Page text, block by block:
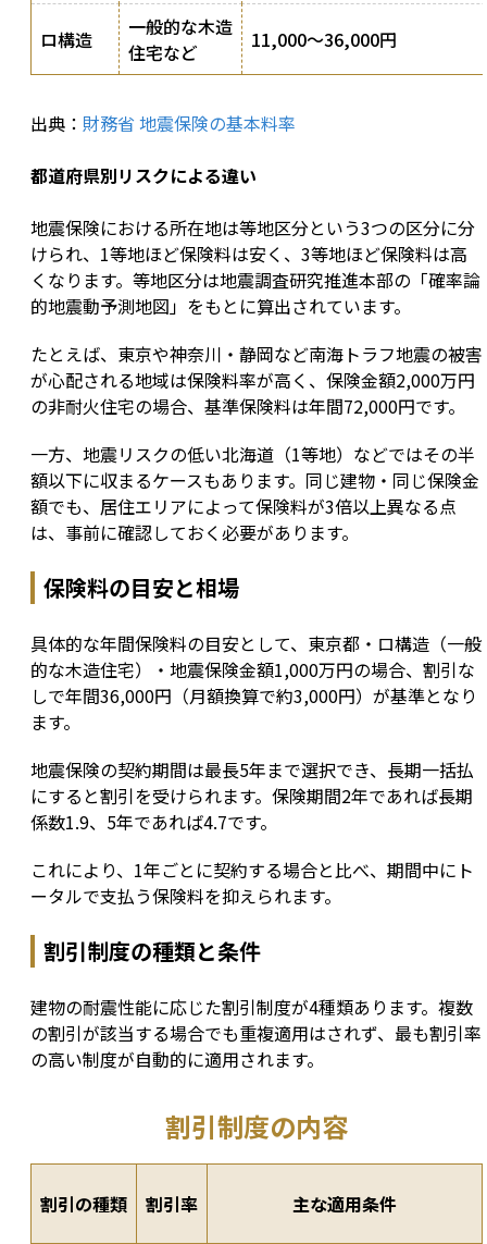
ロ構造
一般的な木造
住宅など
11,000〜36,000円
出典： 財務省 地震保険の基本料率
都道府県別リスクによる違い
地震保険における所在地は等地区分という3つの区分に分
けられ、1等地ほど保険料は安く、3等地ほど保険料は高
くなります。等地区分は地震調査研究推進本部の「確率論
的地震動予測地図」をもとに算出されています。
たとえば、東京や神奈川・静岡など南海トラフ地震の被害
が心配される地域は保険料率が高く、保険金額2,000万円
の非耐火住宅の場合、基準保険料は年間72,000円です。
一方、地震リスクの低い北海道（1等地）などではその半
額以下に収まるケースもあります。同じ建物・同じ保険金
額でも、居住エリアによって保険料が3倍以上異なる点
は、事前に確認しておく必要があります。
保険料の目安と相場
具体的な年間保険料の目安として、東京都・ロ構造（一般
的な木造住宅）・地震保険金額1,000万円の場合、割引な
しで年間36,000円（月額換算で約3,000円）が基準となり
ます。
地震保険の契約期間は最長5年まで選択でき、長期一括払
にすると割引を受けられます。保険期間2年であれば長期
係数1.9、5年であれば4.7です。
これにより、1年ごとに契約する場合と比べ、期間中にト
ータルで支払う保険料を抑えられます。
割引制度の種類と条件
建物の耐震性能に応じた割引制度が4種類あります。複数
の割引が該当する場合でも重複適用はされず、最も割引率
の高い制度が自動的に適用されます。
割引の種類 割引率 主な適用条件
割引制度の内容